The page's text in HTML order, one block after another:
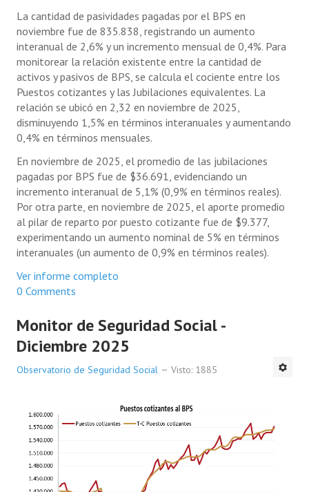
La cantidad de pasividades pagadas por el BPS en
noviembre fue de 835.838, registrando un aumento
interanual de 2,6% y un incremento mensual de 0,4%. Para
monitorear la relación existente entre la cantidad de
activos y pasivos de BPS, se calcula el cociente entre los
Puestos cotizantes y las Jubilaciones equivalentes. La
relación se ubicó en 2,32 en noviembre de 2025,
disminuyendo 1,5% en términos interanuales y aumentando
0,4% en términos mensuales.
En noviembre de 2025, el promedio de las jubilaciones
pagadas por BPS fue de $36.691, evidenciando un
incremento interanual de 5,1% (0,9% en términos reales).
Por otra parte, en noviembre de 2025, el aporte promedio
al pilar de reparto por puesto cotizante fue de $9.377,
experimentando un aumento nominal de 5% en términos
interanuales (un aumento de 0,9% en términos reales).
Ver informe completo
0 Comments
Monitor de Seguridad Social -
Diciembre 2025
Observatorio de Seguridad Social Visto: 1885